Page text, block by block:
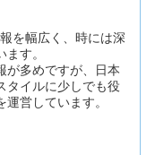
を幅広く、時には深
す。
が多めですが、日本
タイルに少しでも役
営しています。